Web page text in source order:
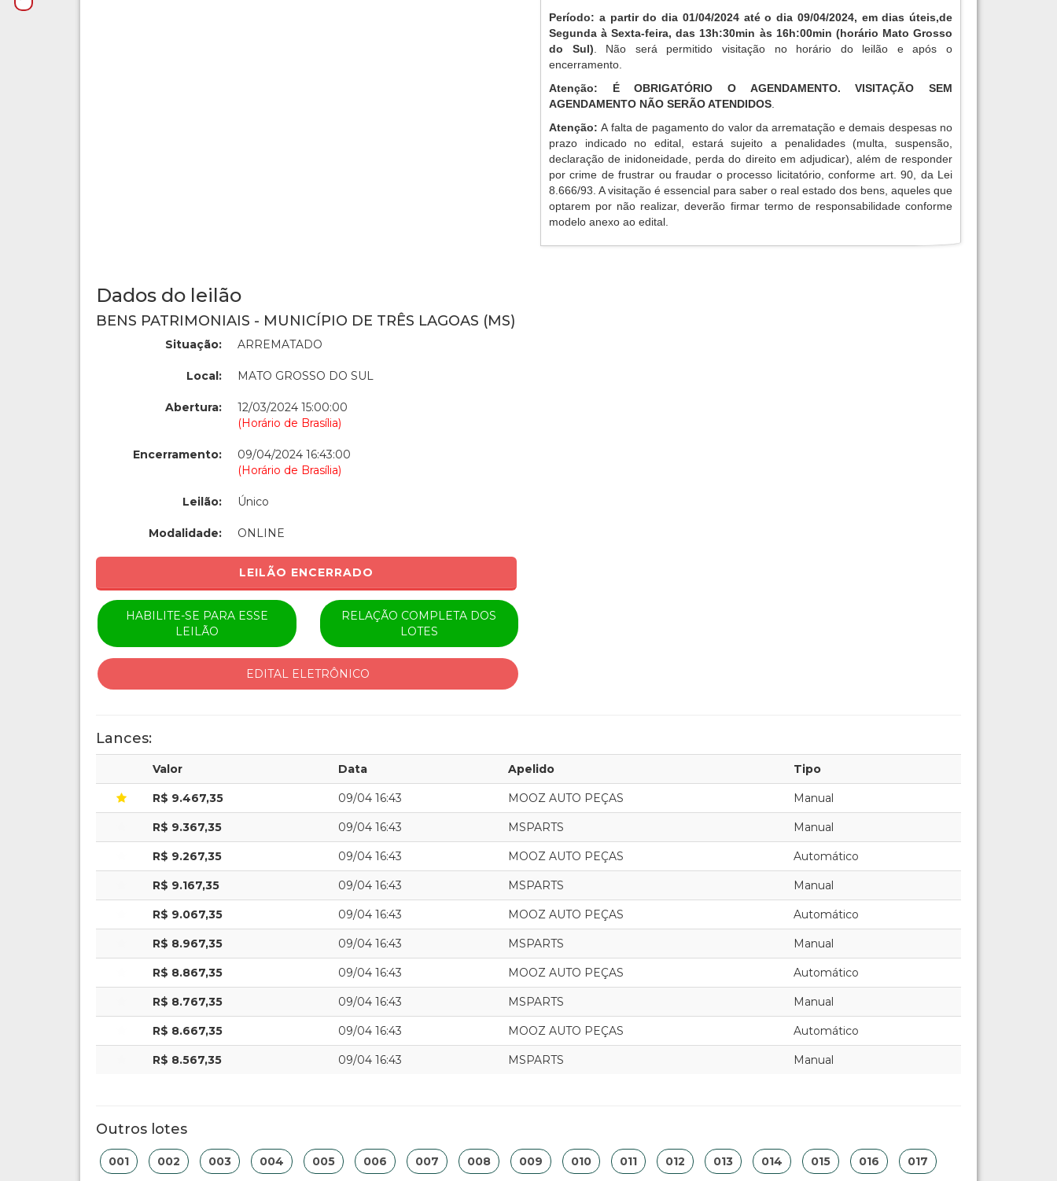
Período: a partir do dia 01/04/2024 até o dia 09/04/2024, em dias úteis,de
Segunda à Sexta-feira, das 13h:30min às 16h:00min (horário Mato Grosso
do Sul) . Não será permitido visitação no horário do leilão e após o
encerramento.
Atenção: É OBRIGATÓRIO O AGENDAMENTO. VISITAÇÃO SEM
AGENDAMENTO NÃO SERÃO ATENDIDOS
Atenção:A falta de pagamento do valor da arrematação e demais despesas no
prazo indicado no edital, estará sujeito a penalidades (multa, suspensão,
declaração de inidoneidade, perda do direito em adjudicar), além de responder
por crime de frustrar ou fraudar o processo licitatório, conforme art. 90, da Lei
8.666/93. A visitação é essencial para saber o real estado dos bens, aqueles que
optarem por não realizar, deverão firmar termo de responsabilidade conforme
modelo anexo ao edital.
Dados do leilão
BENS PATRIMONIAIS - MUNICÍPIO DE TRÊS LAGOAS (MS)
Situação: ARREMATADO
Local: MATO GROSSO DO SUL
Abertura:
12/03/2024 15:00:00
(Horário de Brasília)
Encerramento:
09/04/2024 16:43:00
(Horário de Brasília)
Leilão: Único
Modalidade: ONLINE
LEILÃO ENCERRADO
HABILITE-SE PARA ESSE
LEILÃO
RELAÇÃO COMPLETA DOS
LOTES
EDITAL ELETRÔNICO
Lances:
Valor Data Apelido Tipo
R$ 9.467,35 09/04 16:43 MOOZ AUTO PEÇAS Manual
R$ 9.367,35 09/04 16:43 MSPARTS Manual
R$ 9.267,35 09/04 16:43 MOOZ AUTO PEÇAS Automático
R$ 9.167,35 09/04 16:43 MSPARTS Manual
R$ 9.067,35 09/04 16:43 MOOZ AUTO PEÇAS Automático
R$ 8.967,35 09/04 16:43 MSPARTS Manual
R$ 8.867,35 09/04 16:43 MOOZ AUTO PEÇAS Automático
R$ 8.767,35 09/04 16:43 MSPARTS Manual
R$ 8.667,35 09/04 16:43 MOOZ AUTO PEÇAS Automático
R$ 8.567,35 09/04 16:43 MSPARTS Manual
Outros lotes
001 002 003 004 005 006 007 008 009 010 011 012 013 014 015 016 017